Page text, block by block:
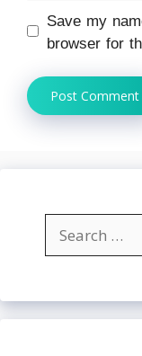
Save my
browser for
Search
for: